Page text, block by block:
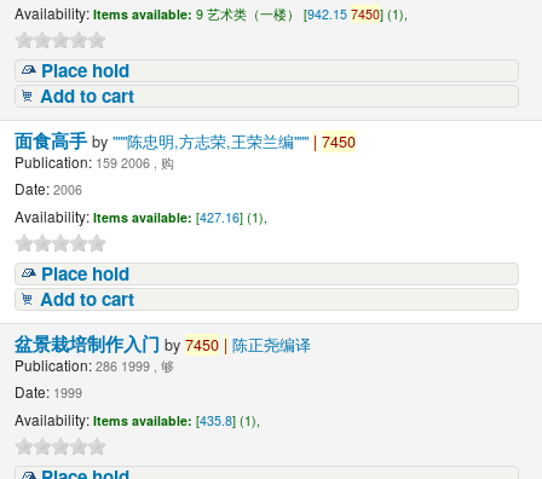
Availability: Items available: 9 艺术类（一楼） [942.157450] (1),
Place hold
Add to cart
面食高手by"""陈忠明,方志荣,王荣兰编""" | 7450
Publication: 159 2006 , 购
Date: 2006
Availability: Items available: [427.16] (1),
Place hold
Add to cart
盆景栽培制作入门by7450 | 陈正尧编译
Publication: 286 1999 , 够
Date: 1999
Availability: Items available: [435.8] (1),